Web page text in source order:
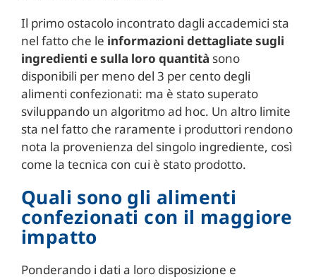
Il primo ostacolo incontrato dagli accademici sta
nel fatto che le informazioni dettagliate sugli
ingredienti e sulla loro quantità sono
disponibili per meno del 3 per cento degli
alimenti confezionati: ma è stato superato
sviluppando un algoritmo ad hoc. Un altro limite
sta nel fatto che raramente i produttori rendono
nota la provenienza del singolo ingrediente, così
come la tecnica con cui è stato prodotto.
Quali sono gli alimenti
confezionati con il maggiore
impatto
Ponderando i dati a loro disposizione e